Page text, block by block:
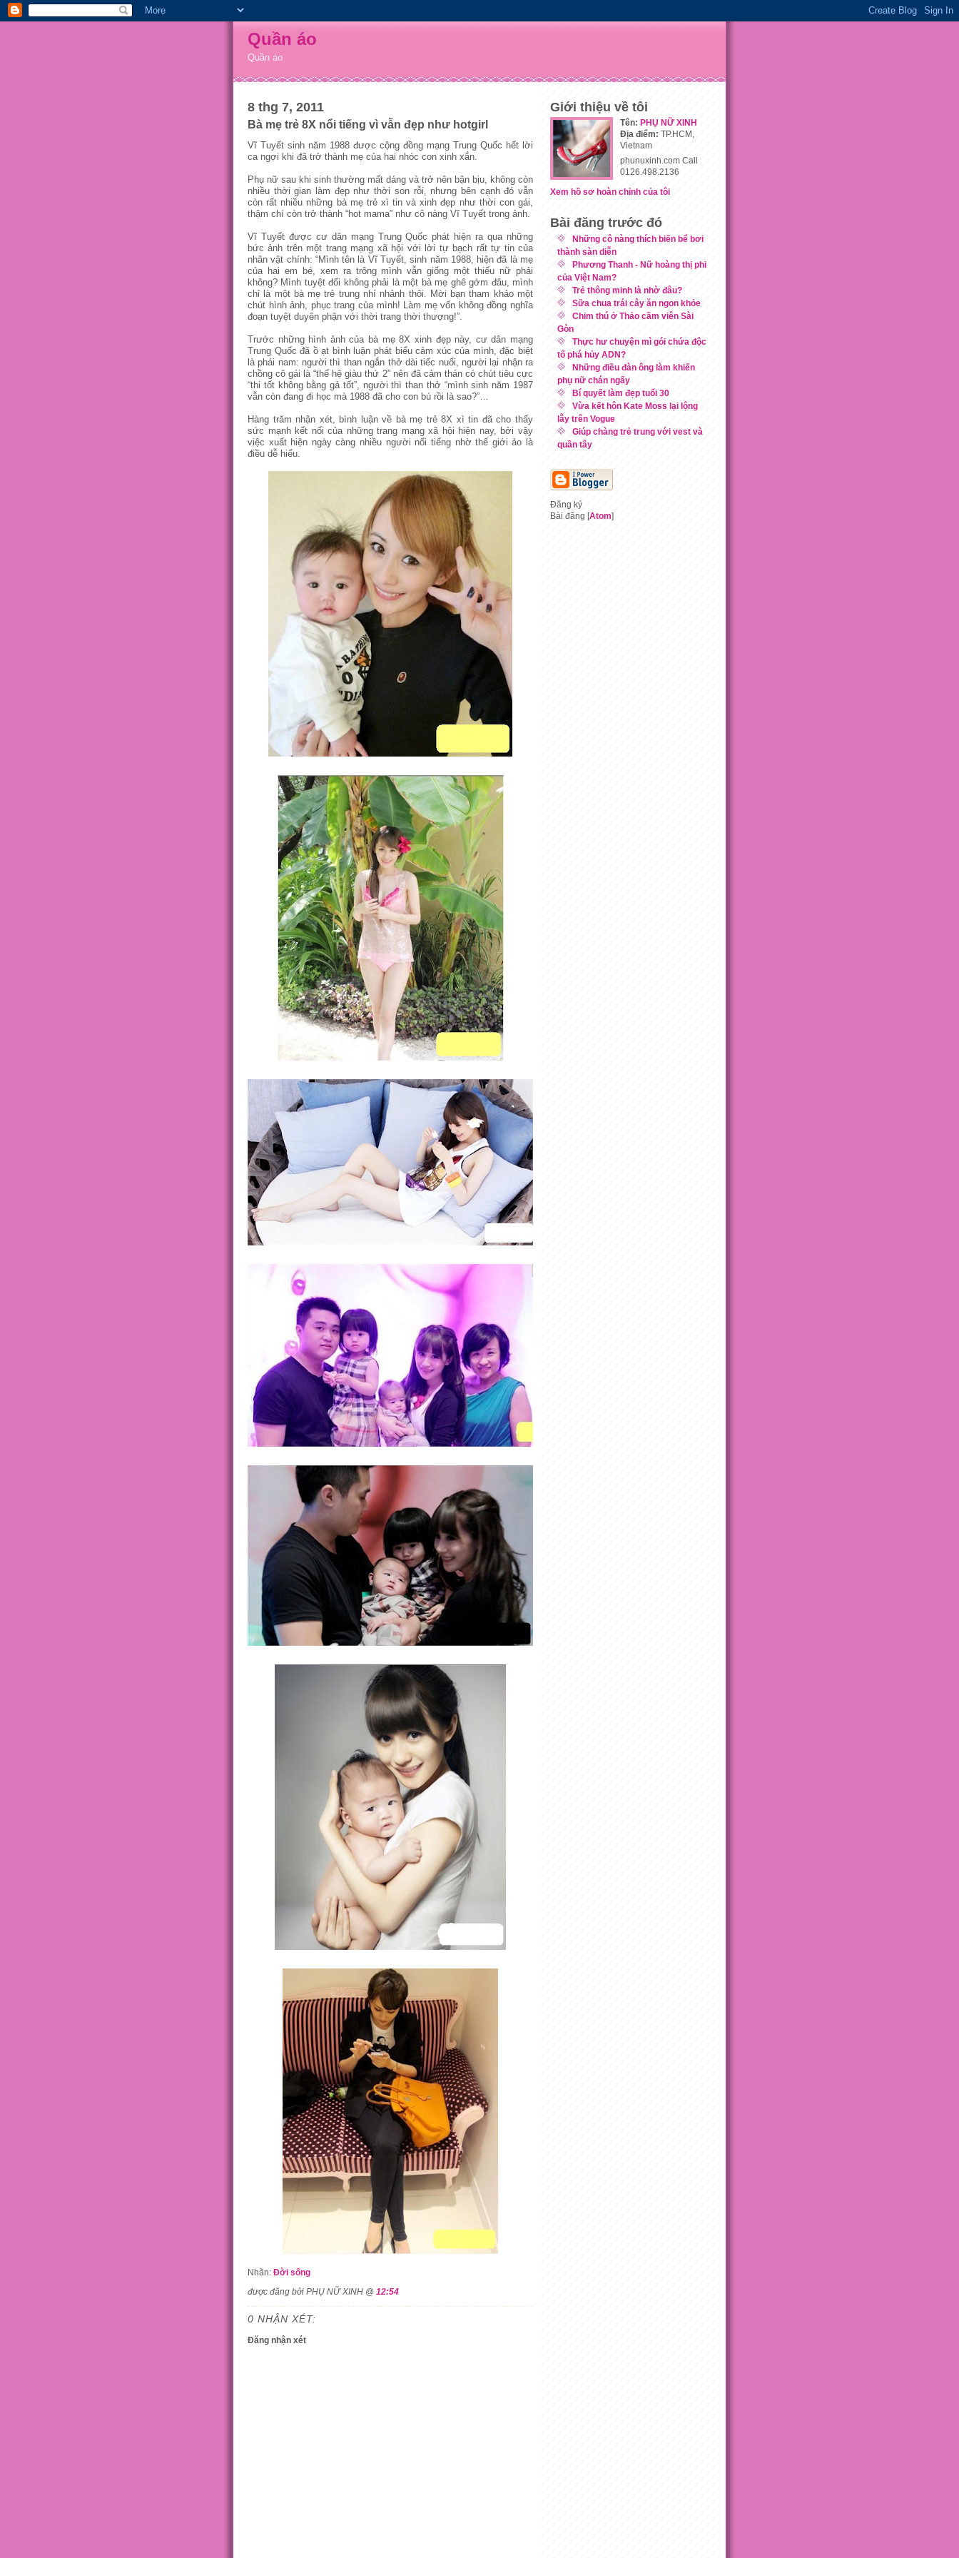
Quần áo
Quần áo
8 thg 7, 2011
Bà mẹ trẻ 8X nổi tiếng vì vẫn đẹp như hotgirl
Vĩ Tuyết sinh năm 1988 được cộng đồng mạng Trung Quốc hết lời
ca ngợi khi đã trở thành mẹ của hai nhóc con xinh xắn.
Phụ nữ sau khi sinh thường mất dáng và trở nên bận bịu, không còn
nhiều thời gian làm đẹp như thời son rỗi, nhưng bên cạnh đó vẫn
còn rất nhiều những bà mẹ trẻ xì tin và xinh đẹp như thời con gái,
thậm chí còn trở thành “hot mama” như cô nàng Vĩ Tuyết trong ảnh.
Vĩ Tuyết được cư dân mạng Trung Quốc phát hiện ra qua những
bức ảnh trên một trang mạng xã hội với lời tự bạch rất tự tin của
nhân vật chính: “Mình tên là Vĩ Tuyết, sinh năm 1988, hiện đã là mẹ
của hai em bé, xem ra trông mình vẫn giống một thiếu nữ phải
không? Mình tuyệt đối không phải là một bà mẹ ghê gớm đâu, mình
chỉ là một bà mẹ trẻ trung nhí nhảnh thôi. Mời bạn tham khảo một
chút hình ảnh, phục trang của mình! Làm mẹ vốn không đồng nghĩa
đoạn tuyệt duyên phận với thời trang thời thượng!”.
Trước những hình ảnh của bà mẹ 8X xinh đẹp này, cư dân mạng
Trung Quốc đã ồ ạt bình luận phát biểu cảm xúc của mình, đặc biệt
là phái nam: người thì than ngắn thở dài tiếc nuối, người lại nhận ra
chồng cô gái là “thế hệ giàu thứ 2” nên đã cảm thán có chút tiêu cực
“thi tốt không bằng gả tốt”, người thì than thở “mình sinh năm 1987
vẫn còn đang đi học mà 1988 đã cho con bú rồi là sao?”…
Hàng trăm nhận xét, bình luận về bà mẹ trẻ 8X xì tin đã cho thấy
sức mạnh kết nối của những trang mạng xã hội hiện nay, bởi vậy
việc xuất hiện ngày càng nhiều người nổi tiếng nhờ thế giới ảo là
điều dễ hiểu.
Nhãn: Đời sống
được đăng bởi PHỤ NỮ XINH @ 12:54
0 NHẬN XÉT:
Đăng nhận xét
Giới thiệu về tôi
Tên: PHỤ NỮ XINH
Địa điểm: TP.HCM,
Vietnam
phunuxinh.com Call
0126.498.2136
Xem hồ sơ hoàn chỉnh của tôi
Bài đăng trước đó
Những cô nàng thích biến bể bơi
thành sàn diễn
Phương Thanh - Nữ hoàng thị phi
của Việt Nam?
Trẻ thông minh là nhờ đâu?
Sữa chua trái cây ăn ngon khỏe
Chim thú ở Thảo cầm viên Sài
Gòn
Thực hư chuyện mì gói chứa độc
tố phá hủy ADN?
Những điều đàn ông làm khiến
phụ nữ chán ngấy
Bí quyết làm đẹp tuổi 30
Vừa kết hôn Kate Moss lại lộng
lẫy trên Vogue
Giúp chàng trẻ trung với vest và
quần tây
Đăng ký
Bài đăng [Atom]